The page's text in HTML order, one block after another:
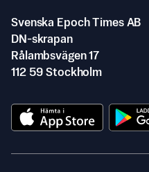
Svenska Epoch Times AB
DN-skrapan
Rålambsvägen 17
112 59 Stockholm